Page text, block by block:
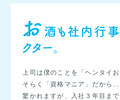
お 酒も社内行事
クター。
上司は僕のことを「ヘンタイ
そらく「資格マニア」だから
驚かれますが、入社３年目ま